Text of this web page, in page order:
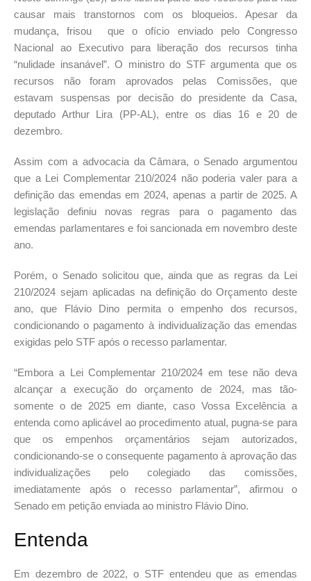
causar mais transtornos com os bloqueios. Apesar da
mudança, frisou que o ofício enviado pelo Congresso
Nacional ao Executivo para liberação dos recursos tinha
“nulidade insanável”. O ministro do STF argumenta que os
recursos não foram aprovados pelas Comissões, que
estavam suspensas por decisão do presidente da Casa,
deputado Arthur Lira (PP-AL), entre os dias 16 e 20 de
dezembro.
Assim com a advocacia da Câmara, o Senado argumentou
que a Lei Complementar 210/2024 não poderia valer para a
definição das emendas em 2024, apenas a partir de 2025. A
legislação definiu novas regras para o pagamento das
emendas parlamentares e foi sancionada em novembro deste
ano.
Porém, o Senado solicitou que, ainda que as regras da Lei
210/2024 sejam aplicadas na definição do Orçamento deste
ano, que Flávio Dino permita o empenho dos recursos,
condicionando o pagamento à individualização das emendas
exigidas pelo STF após o recesso parlamentar.
“Embora a Lei Complementar 210/2024 em tese não deva
alcançar a execução do orçamento de 2024, mas tão-
somente o de 2025 em diante, caso Vossa Excelência a
entenda como aplicável ao procedimento atual, pugna-se para
que os empenhos orçamentários sejam autorizados,
condicionando-se o consequente pagamento à aprovação das
individualizações pelo colegiado das comissões,
imediatamente após o recesso parlamentar”, afirmou o
Senado em petição enviada ao ministro Flávio Dino.
Entenda
Em dezembro de 2022, o STF entendeu que as emendas